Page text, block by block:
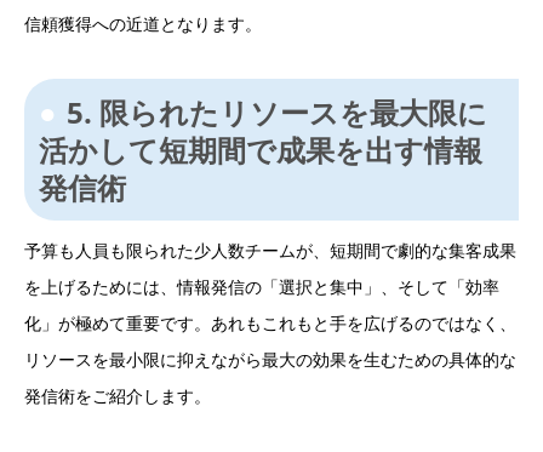
信頼獲得への近道となります。
5. 限られたリソースを最大限に
活かして短期間で成果を出す情報
発信術
予算も人員も限られた少人数チームが、短期間で劇的な集客成果
を上げるためには、情報発信の「選択と集中」、そして「効率
化」が極めて重要です。あれもこれもと手を広げるのではなく、
リソースを最小限に抑えながら最大の効果を生むための具体的な
発信術をご紹介します。